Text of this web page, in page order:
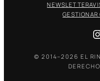
NEWSLETTER
© 2014–2026 EL